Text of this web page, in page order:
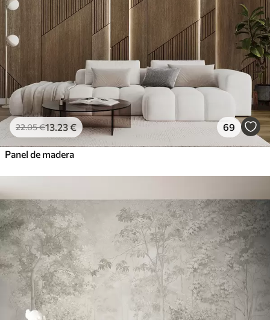
22.05€13 .23€ 69
Panel de madera